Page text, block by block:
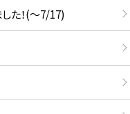
た！(〜7/17)